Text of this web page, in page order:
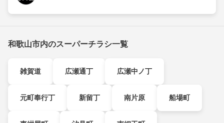
和歌山市内のスーパーチラシ一覧
雑賀道 広瀬通丁 広瀬中ノ丁
元町奉行丁 新留丁 南片原 船場町